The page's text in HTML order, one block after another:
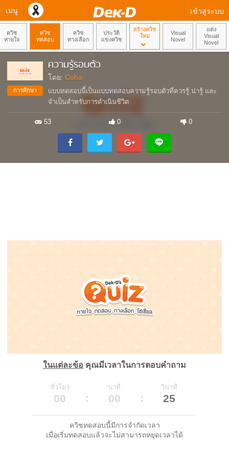
เมนู เข้าสู่ระบบ
ควิซ
ทายใจ
ควิซ
ทดสอบ
ควิซ
ทางเลือก
ประวัติ
แข่งควิซ
สร้างควิซ
ใหม่
Visual
Novel
แต่ง
Visual
Novel
การศึกษา
ความรู้รอบตัว
โดย: Coha
แบบทดสอบนี้เป็นแบบทดสอบความรู้รอบตัวที่ควรรู้,น่ารู้ และ
จำเป็นสำหรับการดำเนินชีวิต
53 0 0
ในแต่ละข้อ คุณมีเวลาในการตอบคำถาม
ชั่วโมง นาที วินาที
00 00 25
ควิซทดสอบนี้มีการจำกัดเวลา
เมื่อเริ่มทดสอบแล้วจะไม่สามารถหยุดเวลาได้